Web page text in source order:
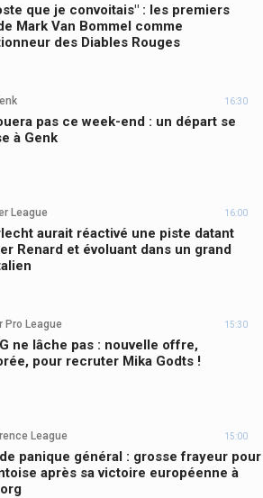
que je convoitais" : les premiers
Mark Van Bommel comme
des Diables Rouges
16:30
pas ce week-end : un départ se
à Genk
League 16:00
aurait réactivé une piste datant
Renard et évoluant dans un grand
Pro League 15:30
ne lâche pas : nouvelle offre,
pour recruter Mika Godts !
League 15:00
panique général : grosse frayeur pour
après sa victoire européenne à